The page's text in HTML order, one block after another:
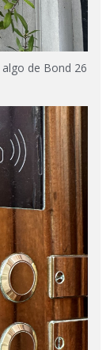
de Bond 26